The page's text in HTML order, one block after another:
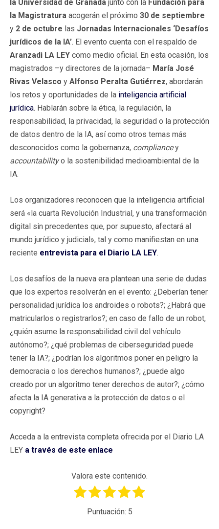
la Universidad de Granada junto con la Fundación para
la Magistratura acogerán el próximo 30 de septiembre
y 2 de octubre las Jornadas Internacionales ‘Desafíos
jurídicos de la IA’. El evento cuenta con el respaldo de
Aranzadi LA LEY como medio oficial. En esta ocasión, los
magistrados –y directores de la jornada– María José
Rivas Velasco y Alfonso Peralta Gutiérrez, abordarán
los retos y oportunidades de la inteligencia artificial
jurídica. Hablarán sobre la ética, la regulación, la
responsabilidad, la privacidad, la seguridad o la protección
de datos dentro de la IA, así como otros temas más
desconocidos como la gobernanza, compliancey
accountabilityo la sostenibilidad medioambiental de la
IA.
Los organizadores reconocen que la inteligencia artificial
será «la cuarta Revolución Industrial, y una transformación
digital sin precedentes que, por supuesto, afectará al
mundo jurídico y judicial», tal y como manifiestan en una
reciente entrevista para el Diario LA LEY.
Los desafíos de la nueva era plantean una serie de dudas
que los expertos resolverán en el evento: ¿Deberían tener
personalidad jurídica los androides o robots?; ¿Habrá que
matricularlos o registrarlos?; en caso de fallo de un robot,
¿quién asume la responsabilidad civil del vehículo
autónomo?; ¿qué problemas de ciberseguridad puede
tener la IA?; ¿podrían los algoritmos poner en peligro la
democracia o los derechos humanos?; ¿puede algo
creado por un algoritmo tener derechos de autor?; ¿cómo
afecta la IA generativa a la protección de datos o el
copyright?
Acceda a la entrevista completa ofrecida por el Diario LA
LEY a través de este enlace
Valora este contenido.
Puntuación: 5